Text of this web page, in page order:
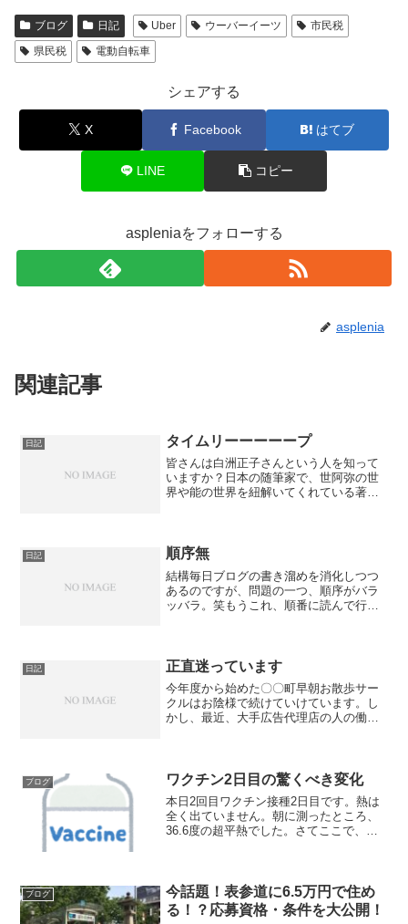
ブログ 日記 Uber ウーバーイーツ
市民税
県民税
電動自転車
シェアする
X Facebook はてブ
LINE コピー
aspleniaをフォローする
asplenia
関連記事
日記 タイムリーーーーープ
皆さんは白洲正子さんという人を知って
いますか？日本の随筆家で、世阿弥の世
界や能の世界を紐解いてくれている著名
文言があるそうです。わたし...
日記 順序無
結構毎日ブログの書き溜めを消化しつつ
あるのですが、問題の一つ、順序がバラ
ッバラ。笑もうこれ、順番に読んで行っ
とで、？割と真面目にブロ...
日記 正直迷っています
今年度から始めた〇〇町早朝お散歩サー
クルはお陰様で続けていけています。し
かし、最近、大手広告代理店の人の働き
しは現在6時起き、６時半...
ブログ ワクチン2日目の驚くべき変化
本日2回目ワクチン接種2日目です。熱は
全く出ていません。朝に測ったところ、
36.6度の超平熱でした。さてここで、驚
腕がパンパ...
ブログ
今話題！表参道に6.5万円で住め
る！？応募資格・条件を大公開！